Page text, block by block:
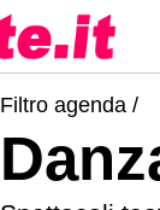
Filtro agenda /